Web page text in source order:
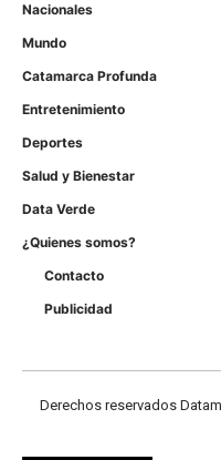
Nacionales
Mundo
Catamarca Profunda
Entretenimiento
Deportes
Salud y Bienestar
Data Verde
¿Quienes somos?
Contacto
Publicidad
Derechos reservados